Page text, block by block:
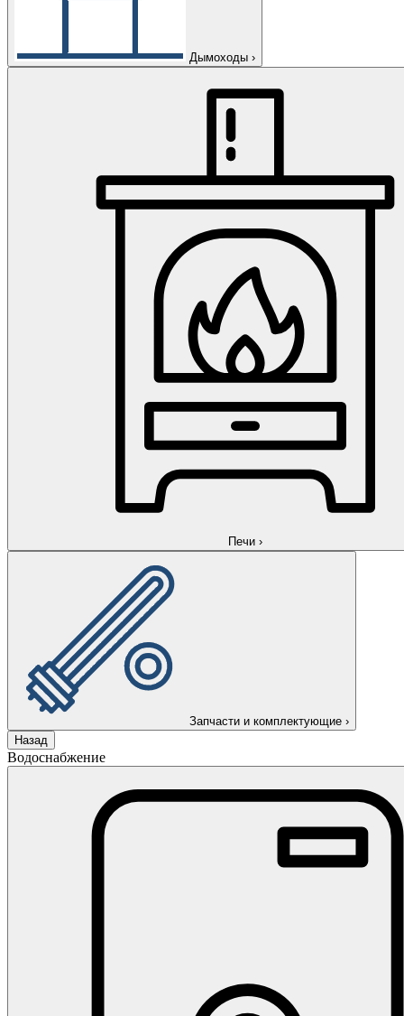
Дымоходы ›
Печи ›
Запчасти и комплектующие ›
Назад
Водоснабжение